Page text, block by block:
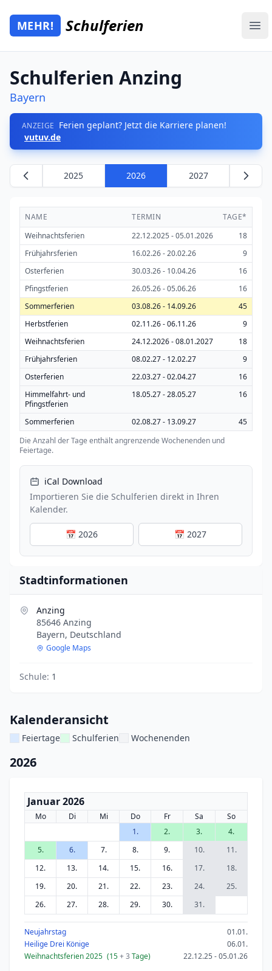
Zum Hauptinhalt springen
Mehr Schulferien
MEHR! Schulferien
Schulferien Anzing
Bayern
ANZEIGE Ferien geplant? Jetzt die Karriere planen!
vutuv.de
2025 2026 2027
NAME TERMIN
TAGE*
Weihnachtsferien
22.12.2025 - 05.01.2026
18
Frühjahrsferien
16.02.26 - 20.02.26
9
Osterferien
30.03.26 - 10.04.26
16
Pfingstferien
26.05.26 - 05.06.26
16
Sommerferien
03.08.26 - 14.09.26
45
Herbstferien
02.11.26 - 06.11.26
9
Weihnachtsferien
24.12.2026 - 08.01.2027
18
Frühjahrsferien
08.02.27 - 12.02.27
9
Osterferien
22.03.27 - 02.04.27
16
Himmelfahrt- und
Pfingstferien
18.05.27 - 28.05.27 16
Sommerferien 02.08.27 - 13.09.27
45
Die Anzahl der Tage enthält angrenzende Wochenenden und
Feiertage.
iCal Download
Importieren Sie die Schulferien direkt in Ihren
Kalender.
📅 2026 📅 2027
Stadtinformationen
Anzing
85646 Anzing
Bayern, Deutschland
Google Maps
Schule: 1
Kalenderansicht
Feiertage Schulferien Wochenenden
2026
Januar 2026
Mo Di Mi Do Fr Sa
So
1.
2. 3.
4.
5.
6. 7. 8. 9. 10.
11.
12.
13. 14. 15. 16. 17.
18.
19.
20. 21. 22. 23. 24.
25.
26.
27. 28. 29. 30. 31.
Neujahrstag
01.01.
Heilige Drei Könige
06.01.
Weihnachtsferien 2025 (15+ 3 Tage) 22.12.25 - 05.01.26